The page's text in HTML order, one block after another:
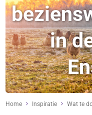
in
Home Inspiratie